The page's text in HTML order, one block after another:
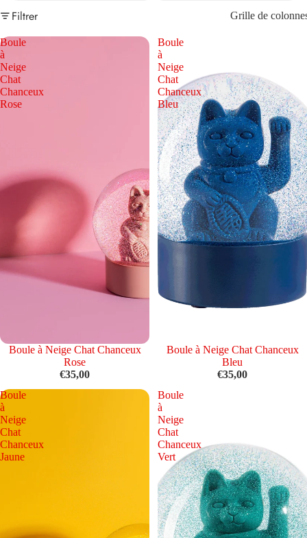
Filtrer Grille de
Boule
à
Neige
Chat
Chanceux
Rose
Épuisé
Boule à Neige Chat Chanceux
Rose
€35,00
Boule
à
Neige
Chat
Chanceux
Bleu
Épuisé
Boule à Neige Chat Chanceux
Bleu
€35,00
Boule
à
Neige
Chat
Chanceux
Jaune
Boule
à
Neige
Chat
Chanceux
Vert